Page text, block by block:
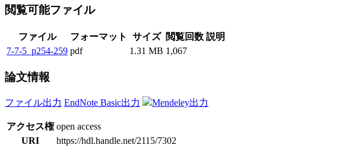
閲覧可能ファイル
ファイル フォーマット サイズ 閲覧回数 説明
7-7-5_p254-259 pdf 1.31 MB 1,067
論文情報
ファイル出力 EndNote Basic出力 Mendeley出力
アクセス権 open access
URI
https://hdl.handle.net/2115/7302